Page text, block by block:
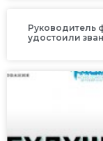
Руководитель
удостоили